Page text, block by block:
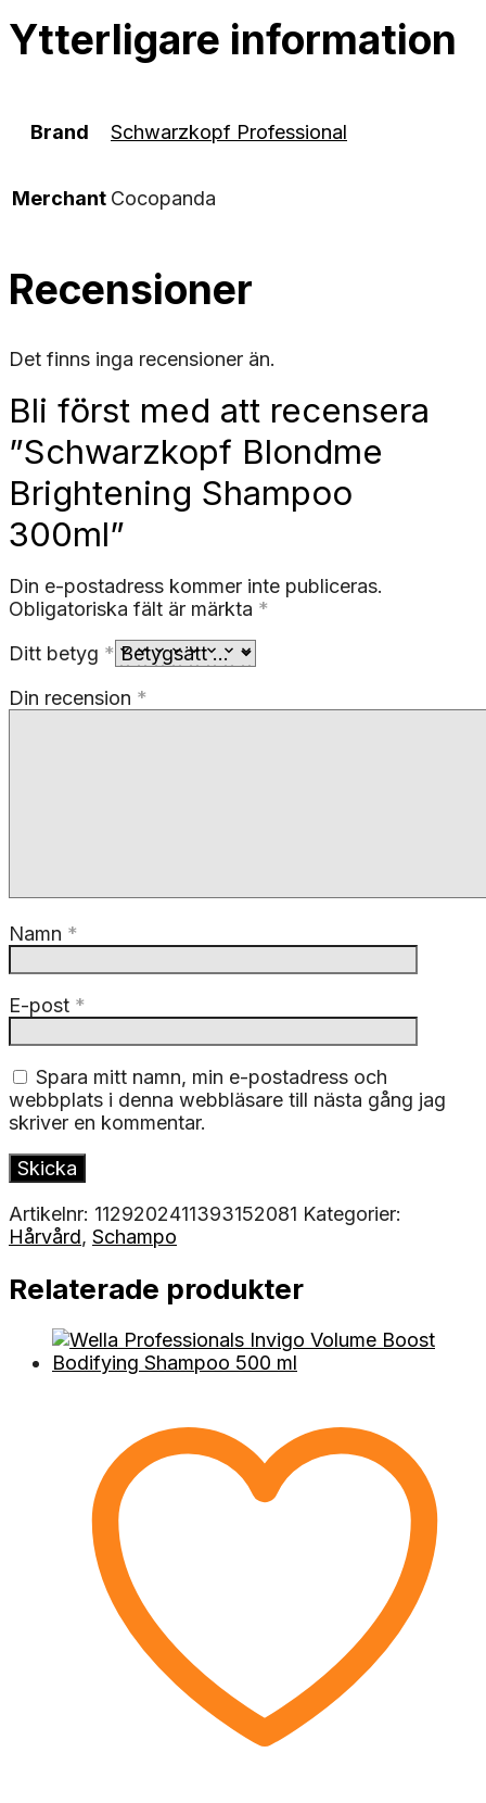
Ytterligare information
Brand Schwarzkopf Professional
Merchant Cocopanda
Recensioner
Det finns inga recensioner än.
Bli först med att recensera
”Schwarzkopf Blondme
Brightening Shampoo
300ml”
Din e-postadress kommer inte publiceras.
Obligatoriska fält är märkta *
Ditt betyg *
Din recension *
Namn *
E-post *
Spara mitt namn, min e-postadress och
webbplats i denna webbläsare till nästa gång jag
skriver en kommentar.
Artikelnr: 1129202411393152081 Kategorier:
Hårvård, Schampo
Relaterade produkter